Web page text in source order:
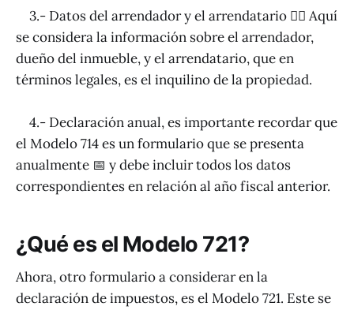
3.- Datos del arrendador y el arrendatario 🕵️‍♂️ Aquí
se considera la información sobre el arrendador,
dueño del inmueble, y el arrendatario, que en
términos legales, es el inquilino de la propiedad.
4.- Declaración anual, es importante recordar que
el Modelo 714 es un formulario que se presenta
anualmente 📅 y debe incluir todos los datos
correspondientes en relación al año fiscal anterior.
¿Qué es el Modelo 721?
Ahora, otro formulario a considerar en la
declaración de impuestos, es el Modelo 721. Este se